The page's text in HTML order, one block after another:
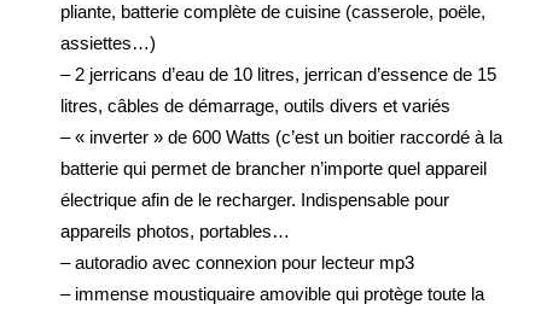
pliante, batterie complète de cuisine (casserole, poële,
assiettes…)
– 2 jerricans d’eau de 10 litres, jerrican d’essence de 15
litres, câbles de démarrage, outils divers et variés
– « inverter » de 600 Watts (c’est un boitier raccordé à la
batterie qui permet de brancher n’importe quel appareil
électrique afin de le recharger. Indispensable pour
appareils photos, portables…
– autoradio avec connexion pour lecteur mp3
– immense moustiquaire amovible qui protège toute la